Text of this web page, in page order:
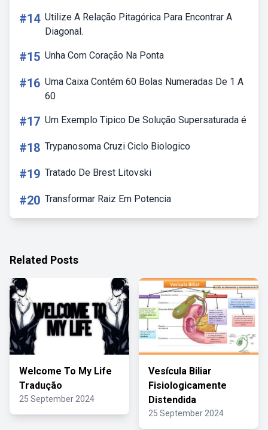
#14 Utilize A Relação Pitagórica Para Encontrar A
Diagonal.
#15 Unha Com Coração Na Ponta
#16 Uma Caixa Contém 60 Bolas Numeradas De 1 A
60
#17 Um Exemplo Tipico De Solução Supersaturada é
#18 Trypanosoma Cruzi Ciclo Biologico
#19 Tratado De Brest Litovski
#20 Transformar Raiz Em Potencia
Related Posts
Welcome To My Life
Tradução
25 September 2024
Vesícula Biliar
Fisiologicamente
Distendida
25 September 2024